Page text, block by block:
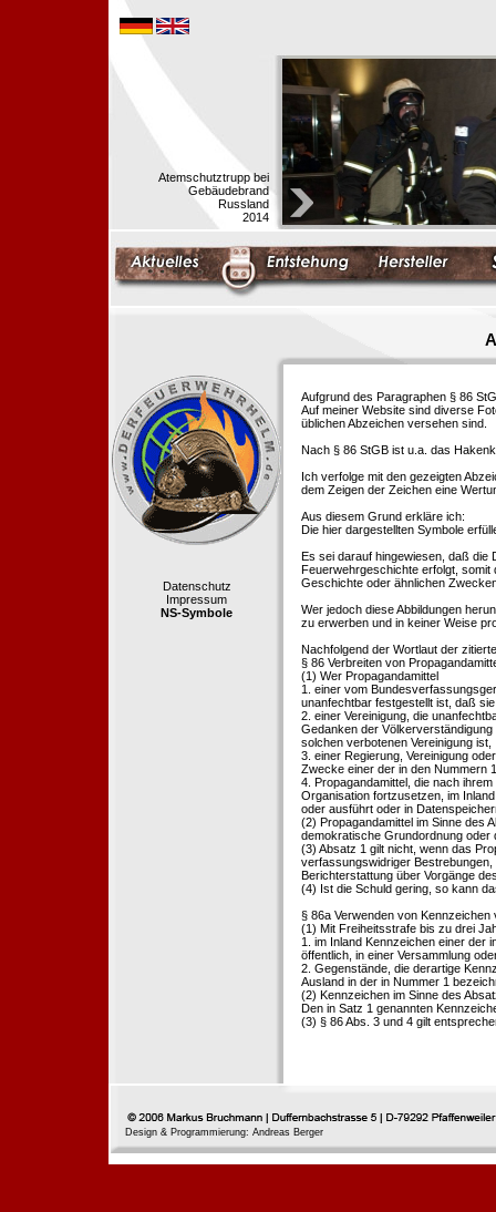
Atemschutztrupp bei
Gebäudebrand
Russland
2014
Datenschutz
Impressum
NS-Symbole
Aufgrund des Paragraphen § 86
Auf meiner Website sind diverse
üblichen Abzeichen versehen sind.
Nach § 86 StGB ist u.a. das
Ich verfolge mit den gezeigten
dem Zeigen der Zeichen eine
Aus diesem Grund erkläre ich:
Die hier dargestellten Symbole
Es sei darauf hingewiesen, daß die
Feuerwehrgeschichte erfolgt,
Geschichte oder ähnlichen
Wer jedoch diese Abbildungen
zu erwerben und in keiner Weise
Nachfolgend der Wortlaut der
§ 86 Verbreiten von
(1) Wer Propagandamittel
1. einer vom
unanfechtbar festgestellt ist, daß
2. einer Vereinigung, die
Gedanken der
solchen verbotenen Vereinigung ist,
3. einer Regierung, Vereinigung
Zwecke einer der in den Nummern
4. Propagandamittel, die nach
Organisation fortzusetzen, im
oder ausführt oder in
(2) Propagandamittel im Sinne des
demokratische Grundordnung oder
(3) Absatz 1 gilt nicht, wenn das
verfassungswidriger
Berichterstattung über Vorgänge
(4) Ist die Schuld gering, so kann
§ 86a Verwenden von
(1) Mit Freiheitsstrafe bis zu drei
1. im Inland Kennzeichen einer der
öffentlich, in einer Versammlung
2. Gegenstände, die derartige
Ausland in der in Nummer 1
(2) Kennzeichen im Sinne des
Den in Satz 1 genannten
(3) § 86 Abs. 3 und 4 gilt
Design & Programmierung: Andreas Berger